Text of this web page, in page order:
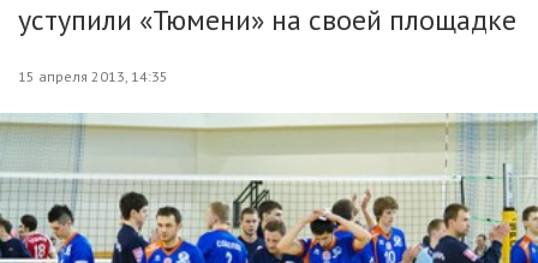
уступили «Тюмени» на своей площадке
15 апреля 2013, 14:35